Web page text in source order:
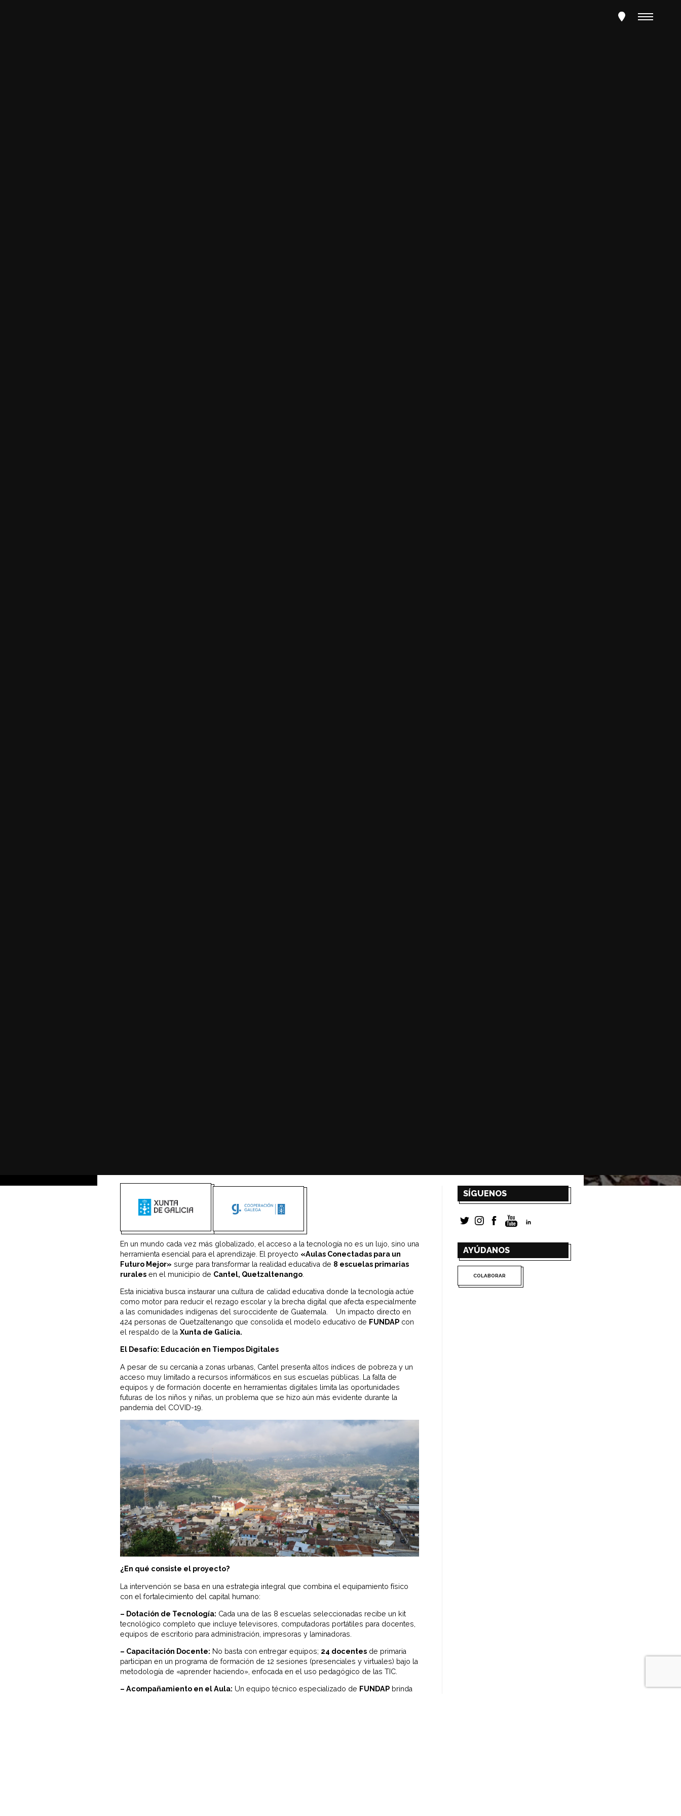
En un mundo cada vez más globalizado, el acceso a la tecnología no es un lujo, sino una
herramienta esencial para el aprendizaje. El proyecto «Aulas Conectadas para un
Futuro Mejor» surge para transformar la realidad educativa de 8 escuelas primarias
rurales en el municipio de Cantel, Quetzaltenango
Esta iniciativa busca instaurar una cultura de calidad educativa donde la tecnología actúe
como motor para reducir el rezago escolar y la brecha digital que afecta especialmente
a las comunidades indígenas del suroccidente de Guatemala. Un impacto directo en
424 personas de Quetzaltenango que consolida el modelo educativo de FUNDAP con
el respaldo de la Xunta de Galicia.
El Desafío: Educación en Tiempos Digitales
A pesar de su cercanía a zonas urbanas, Cantel presenta altos índices de pobreza y un
acceso muy limitado a recursos informáticos en sus escuelas públicas. La falta de
equipos y de formación docente en herramientas digitales limita las oportunidades
futuras de los niños y niñas, un problema que se hizo aún más evidente durante la
pandemia del COVID-19.
¿En qué consiste el proyecto?
La intervención se basa en una estrategia integral que combina el equipamiento físico
con el fortalecimiento del capital humano:
– Dotación de Tecnología: Cada una de las 8 escuelas seleccionadas recibe un kit
tecnológico completo que incluye televisores, computadoras portátiles para docentes,
equipos de escritorio para administración, impresoras y laminadoras.
– Capacitación Docente: No basta con entregar equipos; 24 docentes de primaria
participan en un programa de formación de 12 sesiones (presenciales y virtuales) bajo la
metodología de «aprender haciendo», enfocada en el uso pedagógico de las TIC.
– Acompañamiento en el Aula: Un equipo técnico especializado de FUNDAP brinda
SÍGUENOS
AYÚDANOS
COLABORAR